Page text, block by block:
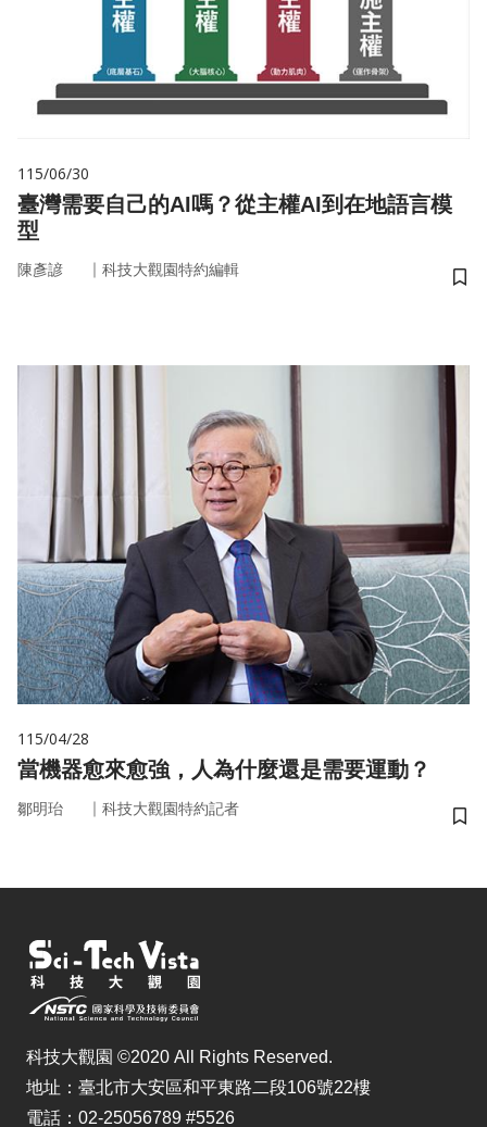
115/06/30
臺灣需要自己的AI嗎？從主權AI到在地語言模
型
陳彥諺 ｜ 科技大觀園特約編輯
儲
115/04/28
當機器愈來愈強，人為什麼還是需要運動？
鄒明珆 ｜ 科技大觀園特約記者
儲
科技大觀園 ©2020 All Rights Reserved.
地址：臺北市大安區和平東路二段106號22樓
電話：02-25056789 #5526